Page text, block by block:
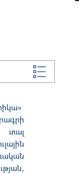
տալ